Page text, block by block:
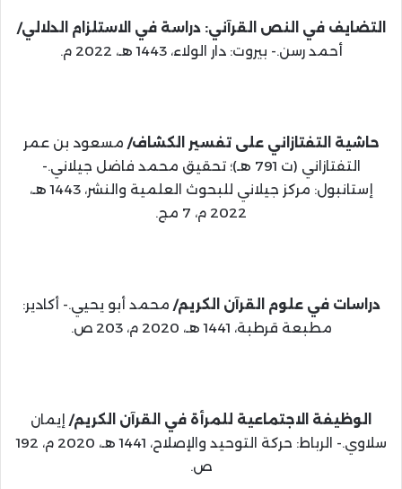
التضايف في النص القرآني: دراسة في الاستلزام الدلالي/
أحمد رسن.- بيروت: دار الولاء، 1443 هـ، 2022 م.
حاشية التفتازاني على تفسير الكشاف/ مسعود بن عمر
التفتازاني (ت 791 هـ)؛ تحقيق محمد فاضل جيلاني.-
إستانبول: مركز جيلاني للبحوث العلمية والنشر، 1443 هـ،
2022 م، 7 مج.
دراسات في علوم القرآن الكريم/ محمد أبو يحيي.- أكادير:
مطبعة قرطبة، 1441 هـ، 2020 م، 203 ص.
الوظيفة الاجتماعية للمرأة في القرآن الكريم/ إيمان
سلاوي.- الرباط: حركة التوحيد والإصلاح، 1441 هـ، 2020 م، 192
ص.